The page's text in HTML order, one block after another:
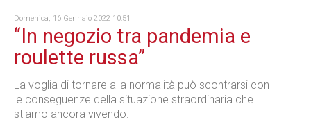
Domenica, 16 Gennaio 2022 10:51
“In negozio tra pandemia e
roulette russa”
La voglia di tornare alla normalità può scontrarsi con
le conseguenze della situazione straordinaria che
stiamo ancora vivendo.